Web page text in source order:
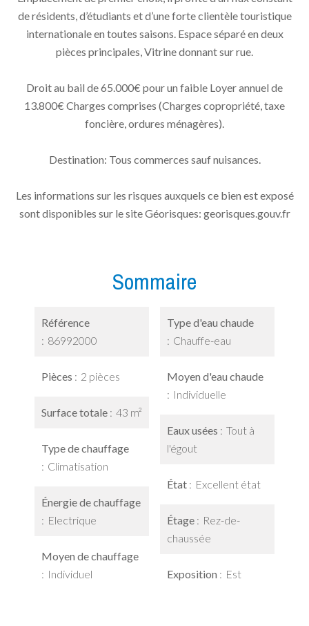
de résidents, d’étudiants et d’une forte clientèle touristique
internationale en toutes saisons. Espace séparé en deux
pièces principales, Vitrine donnant sur rue.
Droit au bail de 65.000€ pour un faible Loyer annuel de
13.800€ Charges comprises (Charges copropriété, taxe
foncière, ordures ménagères).
Destination: Tous commerces sauf nuisances.
Les informations sur les risques auxquels ce bien est exposé
sont disponibles sur le site Géorisques: georisques.gouv.fr
Sommaire
Référence
86992000
Pièces 2 pièces
Surface totale 43 m²
Type de chauffage
Climatisation
Énergie de chauffage
Electrique
Moyen de chauffage
Individuel
Type d'eau chaude
Chauffe-eau
Moyen d'eau chaude
Individuelle
Eaux usées
Tout à
l'égout
État Excellent état
Étage
Rez-de-
chaussée
Exposition Est